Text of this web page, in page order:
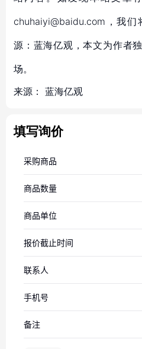
chuhaiyi@baidu.com，我
源：蓝海亿观，本文为作者
场。
来源： 蓝海亿观
填写询价